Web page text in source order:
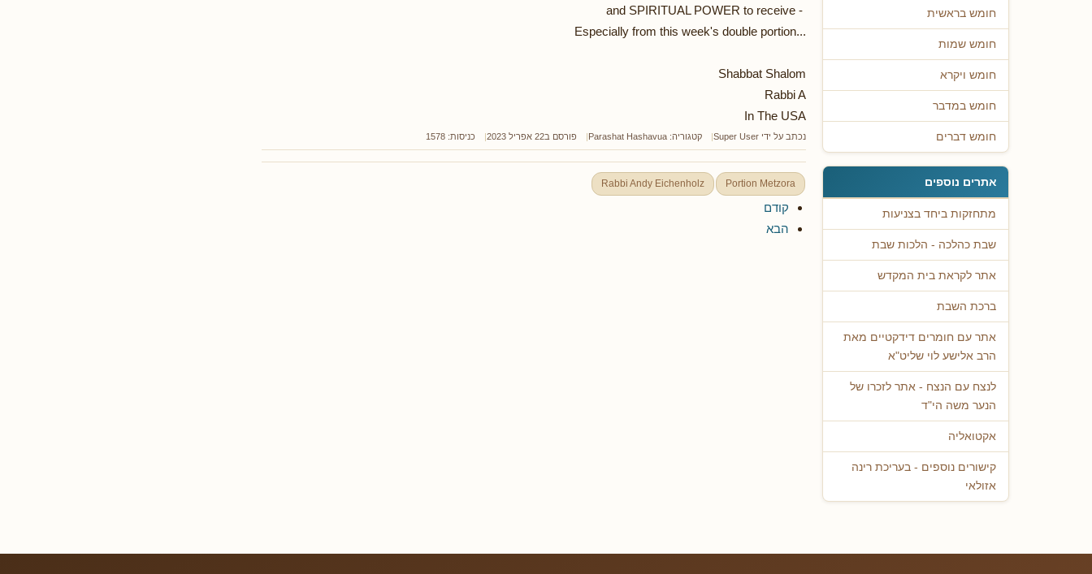
חומש בראשית
חומש שמות
חומש ויקרא
חומש במדבר
חומש דברים
אתרים נוספים
מתחזקות ביחד בצניעות
שבת כהלכה - הלכות שבת
אתר לקראת בית המקדש
ברכת השבת
אתר עם חומרים דידקטיים מאת
הרב אלישע לוי שליט"א
לנצח עם הנצח - אתר לזכרו של
הנער משה הי"ד
אקטואליה
קישורים נוספים - בעריכת רינה
אזולאי
and SPIRITUAL POWER to receive -
Especially from this week's double portion...
Shabbat Shalom
Rabbi A
In The USA
נכתב על ידי Super User קטגוריה: Parashat Hashavua פורסם ב22 אפריל 2023 כניסות: 1578
Portion Metzora
Rabbi Andy Eichenholz
קודם
הבא